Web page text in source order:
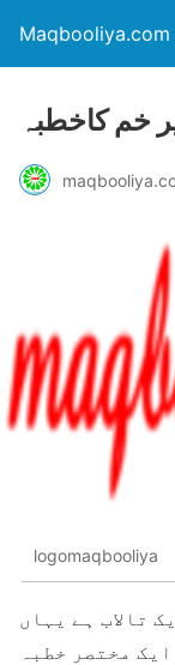
Maqbooliya.com
خم کاخطبہ
logomaqbooliya
تالاب ہے یہاں
مختصر خطبہ